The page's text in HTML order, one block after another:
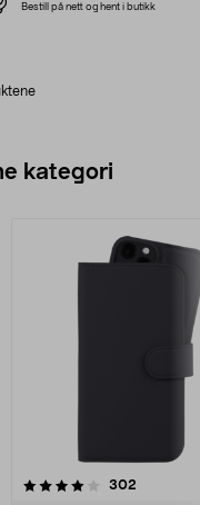
Bestill på nett og hent i butikk
kategori
302
4.0 av 5 stjerner